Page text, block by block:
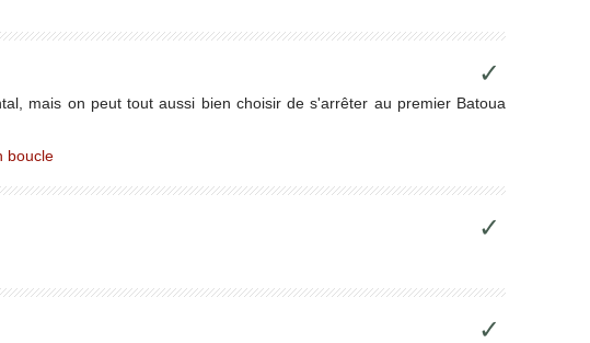
✓
mais on peut tout aussi bien choisir de s'arrêter au premier Batoua
boucle
✓
✓